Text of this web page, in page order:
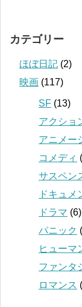
カテゴリー
ほぼ日記 (2)
映画 (117)
SF (13)
アクショ
アニメー
コメディ
サスペン
ドキュメ
ドラマ (6)
パニック
ヒューマ
ファンタ
ロマンス